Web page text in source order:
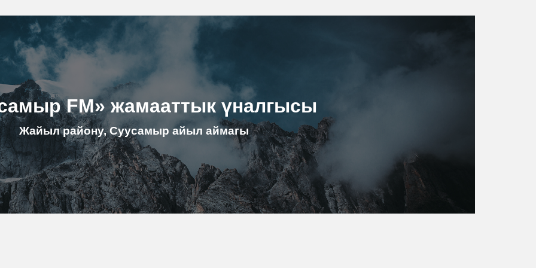
FM» жамааттык үналгысы
Жайыл району, Суусамыр айыл аймагы